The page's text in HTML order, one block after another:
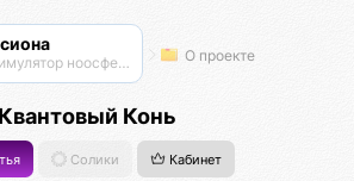
Cимулятор ноосферы О проекте
Квантовый Конь
Солики Кабинет